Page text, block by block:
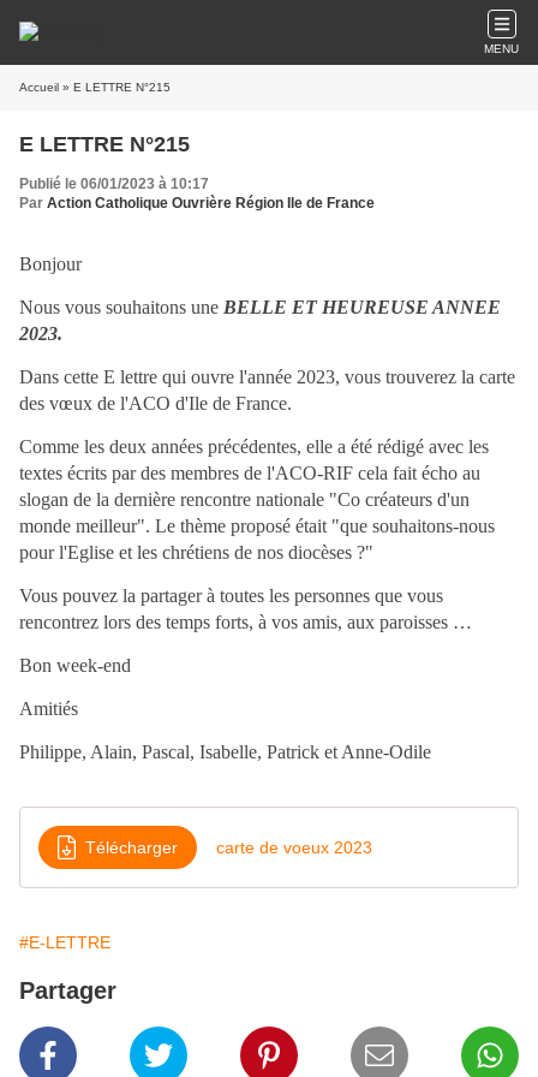
MENU
Accueil » E LETTRE N°215
E LETTRE N°215
Publié le 06/01/2023 à 10:17
Par Action Catholique Ouvrière Région Ile de France
Bonjour
Nous vous souhaitons une BELLE ET HEUREUSE ANNEE
2023.
Dans cette E lettre qui ouvre l'année 2023, vous trouverez la carte
des vœux de l'ACO d'Ile de France.
Comme les deux années précédentes, elle a été rédigé avec les
textes écrits par des membres de l'ACO-RIF cela fait écho au
slogan de la dernière rencontre nationale "Co créateurs d'un
monde meilleur". Le thème proposé était "que souhaitons-nous
pour l'Eglise et les chrétiens de nos diocèses ?"
Vous pouvez la partager à toutes les personnes que vous
rencontrez lors des temps forts, à vos amis, aux paroisses …
Bon week-end
Amitiés
Philippe, Alain, Pascal, Isabelle, Patrick et Anne-Odile
Télécharger carte de voeux 2023
#E-LETTRE
Partager